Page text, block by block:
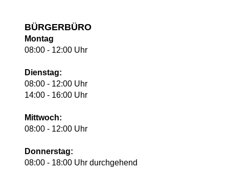
BÜRGERBÜRO
Montag
08:00 - 12:00 Uhr
Dienstag:
08:00 - 12:00 Uhr
14:00 - 16:00 Uhr
Mittwoch:
08:00 - 12:00 Uhr
Donnerstag:
08:00 - 18:00 Uhr durchgehend